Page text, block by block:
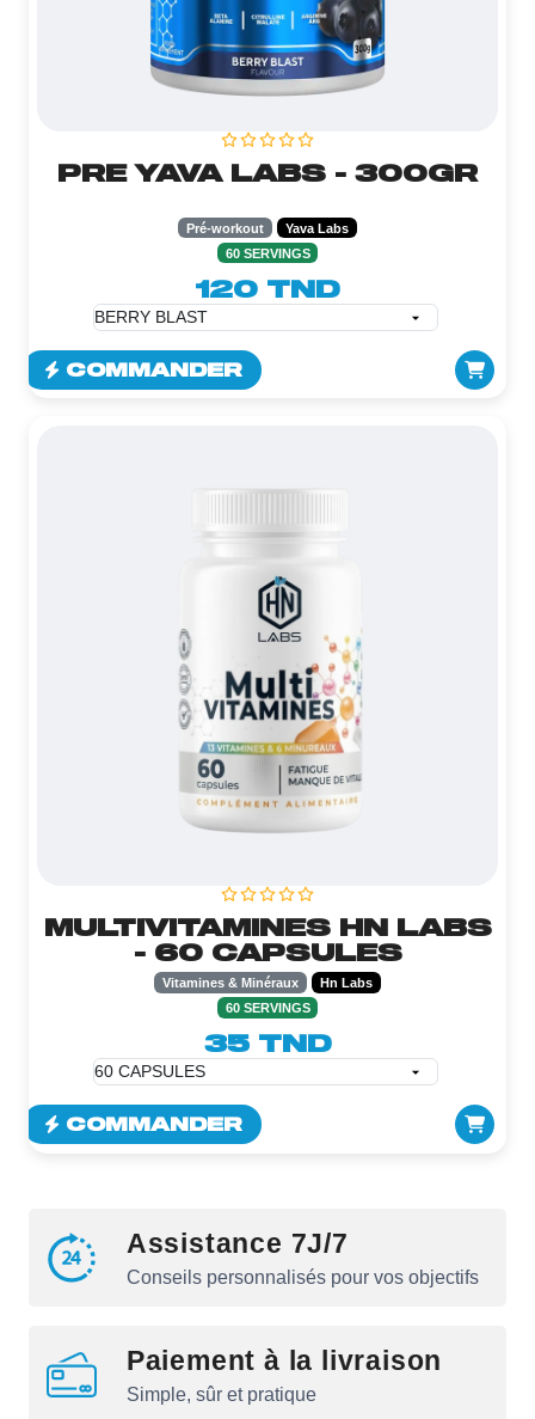
PRE YAVA LABS - 300GR
Pré-workout
Yava Labs
60 SERVINGS
120 TND
COMMANDER
MULTIVITAMINES HN LABS
- 60 CAPSULES
Vitamines & Minéraux
Hn Labs
60 SERVINGS
35 TND
COMMANDER
Assistance 7J/7
Conseils personnalisés pour vos objectifs
Paiement à la livraison
Simple, sûr et pratique